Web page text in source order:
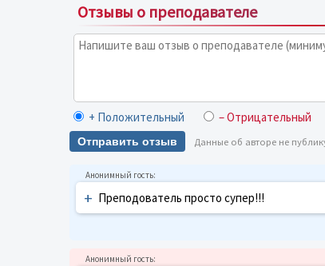
Отзывы о преподавателе
+ Положительный – Отрицательный
Отправить отзыв Данные об авторе не
+ Преподователь просто супер!!!